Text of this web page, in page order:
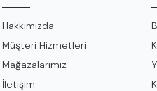
Hakkımızda
Müşteri Hizmetleri
Mağazalarımız
İletişim